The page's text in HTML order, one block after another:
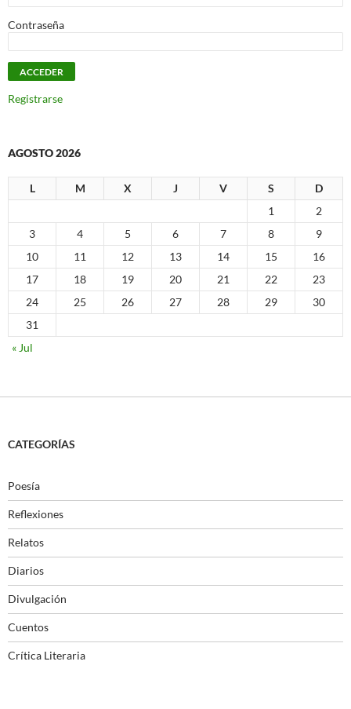
Contraseña
Registrarse
AGOSTO 2026
L M X J V S
D
1
2
3
4 5 6 7 8
9
10
11 12 13 14 15
16
17
18 19 20 21 22
23
24
25 26 27 28 29
30
31
« Jul
CATEGORÍAS
Poesía
Reflexiones
Relatos
Diarios
Divulgación
Cuentos
Crítica Literaria